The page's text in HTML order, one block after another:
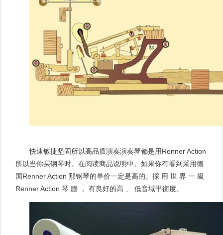
快速敏捷坚固所以高品质演奏演奏琴都是用Renner Action
所以当你买钢琴时。在阅读商品说明中。如果你有看到采用德
国Renner Action 那钢琴的单价一定是高的。採 用 世 界 一 級
Renner Action 琴 膽 ， 有良好的高 、 低音域平衡度。